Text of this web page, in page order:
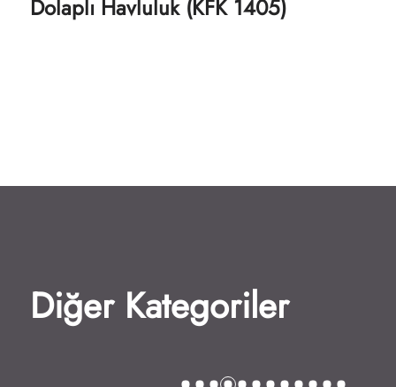
Dolaplı Havluluk (KFK 1405)
Diğer Kategoriler